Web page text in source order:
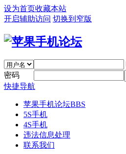
设为首页收藏本站
开启辅助访问 切换到窄版
密码
快捷导航
苹果手机论坛BBS
5S手机
4S手机
违法信息处理
联系我们